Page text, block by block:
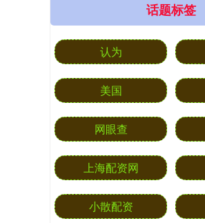
话题标签
认为
美国
网眼查
上海配资网
小散配资